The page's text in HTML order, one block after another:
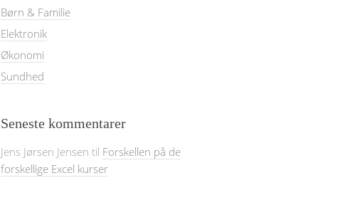
Børn & Familie
Elektronik
Økonomi
Sundhed
Seneste kommentarer
Jens Jørsen Jensen til Forskellen på de
forskellige Excel kurser